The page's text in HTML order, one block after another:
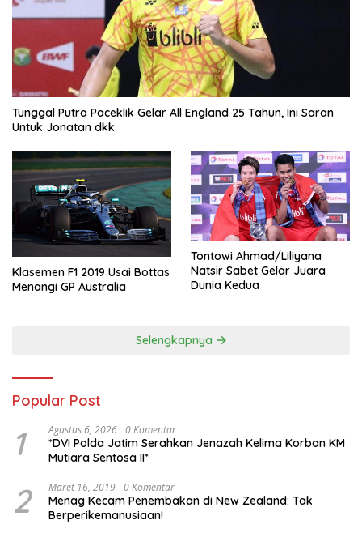
Tunggal Putra Paceklik Gelar All England 25 Tahun, Ini Saran
Untuk Jonatan dkk
Klasemen F1 2019 Usai Bottas
Menangi GP Australia
Tontowi Ahmad/Liliyana
Natsir Sabet Gelar Juara
Dunia Kedua
Selengkapnya
Popular Post
1 Agustus 6, 2026 0 Komentar
*DVI Polda Jatim Serahkan Jenazah Kelima Korban KM
Mutiara Sentosa II*
2 Maret 16, 2019 0 Komentar
Menag Kecam Penembakan di New Zealand: Tak
Berperikemanusiaan!